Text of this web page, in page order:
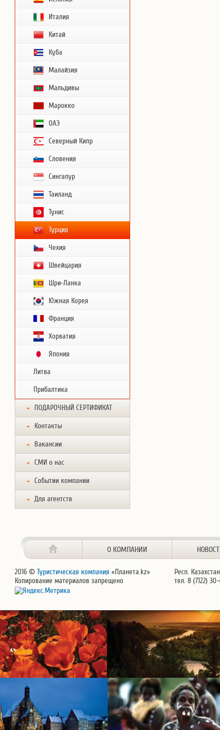
Италия
Китай
Куба
Малайзия
Мальдивы
Марокко
ОАЭ
Северный Кипр
Словения
Сингапур
Таиланд
Тунис
Турция
Чехия
Швейцария
Шри-Ланка
Южная Корея
Франция
Хорватия
Япония
Литва
Прибалтика
ПОДАРОЧНЫЙ СЕРТИФИКАТ
Контакты
Вакансии
СМИ о нас
Событии компании
Для агентств
О КОМПАНИИ
2016 © Туристическая компания «Планета.kz»
Копирование материалов запрещено
Респ.
тел. 8 (7122)